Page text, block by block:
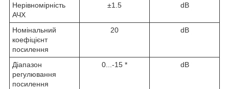
Нерівномірність
АЧХ
±1.5 dB
Номінальний
коефіцієнт
посилення
20 dB
Діапазон
регулювання
посилення
0...-15 * dB